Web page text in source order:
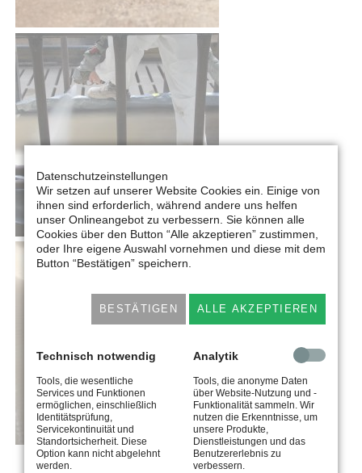
Datenschutzeinstellungen
Wir setzen auf unserer Website Cookies ein. Einige von
ihnen sind erforderlich, während andere uns helfen
unser Onlineangebot zu verbessern. Sie können alle
Cookies über den Button “Alle akzeptieren” zustimmen,
oder Ihre eigene Auswahl vornehmen und diese mit dem
Button “Bestätigen” speichern.
BESTÄTIGEN ALLE AKZEPTIEREN
Technisch notwendig
Tools, die wesentliche
Services und Funktionen
ermöglichen, einschließlich
Identitätsprüfung,
Servicekontinuität und
Standortsicherheit. Diese
Option kann nicht abgelehnt
werden.
Analytik
Tools, die anonyme Daten
über Website-Nutzung und -
Funktionalität sammeln. Wir
nutzen die Erkenntnisse, um
unsere Produkte,
Dienstleistungen und das
Benutzererlebnis zu
verbessern.